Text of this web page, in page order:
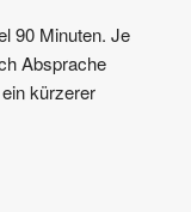
90 Minuten. Je
Absprache
kürzerer